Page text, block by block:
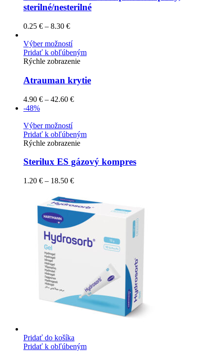
sterilné/nesterilné
0.25 € – 8.30 €
Výber možností
Pridať k obľúbeným
Rýchle zobrazenie
Atrauman krytie
4.90 € – 42.60 €
-48%
Výber možností
Pridať k obľúbeným
Rýchle zobrazenie
Sterilux ES gázový kompres
1.20 € – 18.50 €
Pridať do košíka
Pridať k obľúbeným